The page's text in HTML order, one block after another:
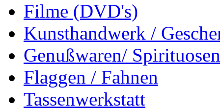
Filme (DVD's)
Kunsthandwerk /
Genußwaren/ Spirituosen
Flaggen / Fahnen
Tassenwerkstatt